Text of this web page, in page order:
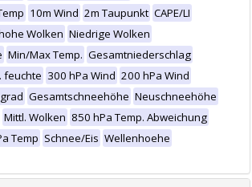
10m Wind 2m Taupunkt CAPE/LI
Wolken Niedrige Wolken
Min/Max Temp. Gesamtniederschlag
feuchte 300 hPa Wind 200 hPa Wind
Gesamtschneehöhe Neuschneehöhe
Mittl. Wolken 850 hPa Temp. Abweichung
Temp Schnee/Eis Wellenhoehe